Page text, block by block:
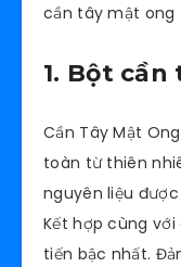
cần tây mật ong
1. Bột
Cần Tây Mật
toàn từ thiên
nguyên liệu
Kết hợp cùng
tiến bậc nhất.